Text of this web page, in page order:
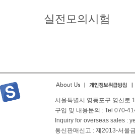
실전모의시험
서울특별시 영등포구 영신로
구입 및 내용문의 : Tel 070-
Inquiry for overseas sales :
통신판매신고 : 제2013-서울